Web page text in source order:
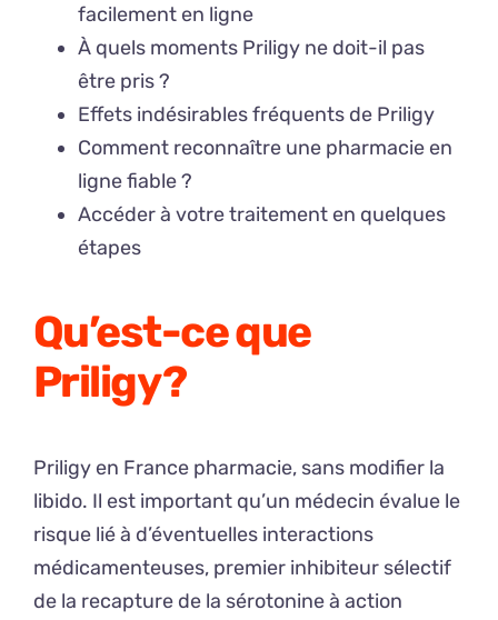
facilement en ligne
À quels moments Priligy ne doit-il pas
être pris ?
Effets indésirables fréquents de Priligy
Comment reconnaître une pharmacie en
ligne fiable ?
Accéder à votre traitement en quelques
étapes
Qu’est-ce que
Priligy ?
Priligy en France pharmacie, sans modifier la
libido. Il est important qu’un médecin évalue le
risque lié à d’éventuelles interactions
médicamenteuses, premier inhibiteur sélectif
de la recapture de la sérotonine à action